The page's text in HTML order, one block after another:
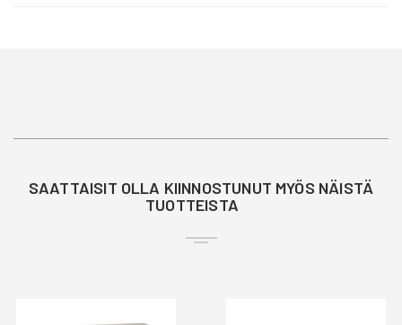
SAATTAISIT OLLA KIINNOSTUNUT MYÖS NÄISTÄ
TUOTTEISTA